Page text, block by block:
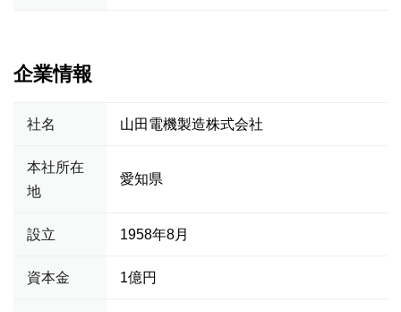
企業情報
社名 山田電機製造株式会社
本社所在
地
愛知県
設立 1958年8月
資本金 1億円